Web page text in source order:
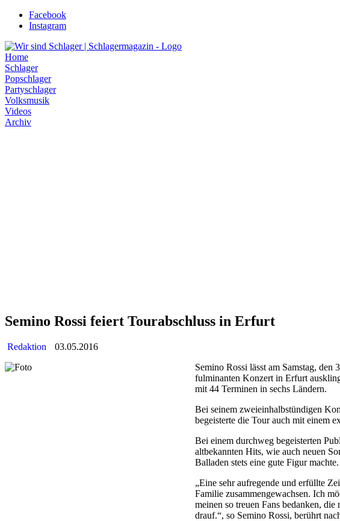
Zum
Inhalt
Facebook
Instagram
Home
Schlager
Popschlager
Partyschlager
Volksmusik
Videos
Archiv
Semino Rossi feiert Tourabschluss in Erfurt
Redaktion
03.05.2016
Semino Rossi lässt am Samstag,
fulminanten Konzert in Erfurt
mit 44 Terminen in sechs Ländern.
Bei seinem zweieinhalbstündigen
begeisterte die Tour auch mit einem
Bei einem durchweg begeisterten
altbekannten Hits, wie auch neuen
Balladen stets eine gute Figur machte.
„Eine sehr aufregende und erfüllte
Familie zusammengewachsen. Ich
meinen so treuen Fans bedanken,
drauf.“, so Semino Rossi, berührt